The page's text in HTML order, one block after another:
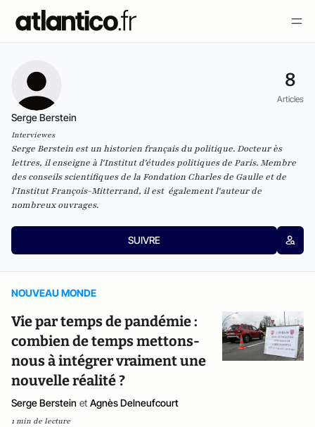
8
Articles
Serge Berstein
Interviewes
Serge Berstein est un historien français du politique. Docteur ès
lettres, il enseigne à l'Institut d'études politiques de Paris. Membre
des conseils scientifiques de laFondation Charles de Gaulle et de
l'Institut François-Mitterrand, il est également l'auteur de
nombreux ouvrages.
SUIVRE
NOUVEAU MONDE
Vie par temps de pandémie :
combien de temps mettons-
nous à intégrer vraiment une
nouvelle réalité ?
Serge Berstein et Agnès Delneufcourt
1 min de lecture